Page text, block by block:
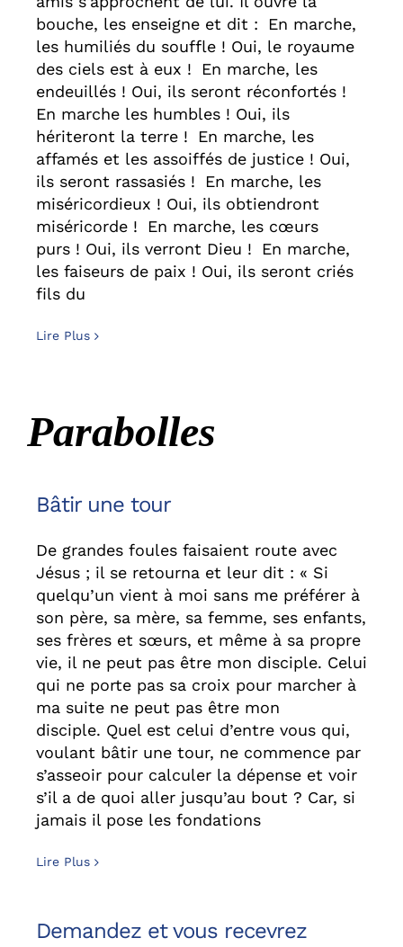
bouche, les enseigne et dit : En marche,
les humiliés du souffle ! Oui, le royaume
des ciels est à eux ! En marche, les
endeuillés ! Oui, ils seront réconfortés !
En marche les humbles ! Oui, ils
hériteront la terre ! En marche, les
affamés et les assoiffés de justice ! Oui,
ils seront rassasiés ! En marche, les
miséricordieux ! Oui, ils obtiendront
miséricorde ! En marche, les cœurs
purs ! Oui, ils verront Dieu ! En marche,
les faiseurs de paix ! Oui, ils seront criés
fils du
Lire Plus
Parabolles
Bâtir une tour
De grandes foules faisaient route avec
Jésus ; il se retourna et leur dit : « Si
quelqu’un vient à moi sans me préférer à
son père, sa mère, sa femme, ses enfants,
ses frères et sœurs, et même à sa propre
vie, il ne peut pas être mon disciple. Celui
qui ne porte pas sa croix pour marcher à
ma suite ne peut pas être mon
disciple. Quel est celui d’entre vous qui,
voulant bâtir une tour, ne commence par
s’asseoir pour calculer la dépense et voir
s’il a de quoi aller jusqu’au bout ? Car, si
jamais il pose les fondations
Lire Plus
Demandez et vous recevrez